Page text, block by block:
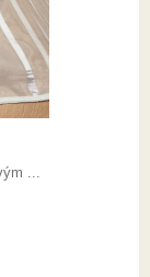
...